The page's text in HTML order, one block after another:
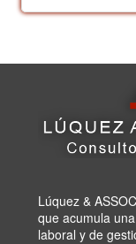
Lúquez &
que acumula
laboral y de